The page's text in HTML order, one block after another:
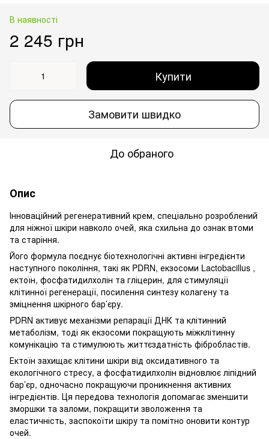
В наявності
2 245 грн
Купити
Замовити швидко
До обраного
Опис
Інноваційний регенеративний крем, спеціально розроблений
для ніжної шкіри навколо очей, яка схильна до ознак втоми
та старіння.
Його формула поєднує біотехнологічні активні інгредієнти
наступного покоління, такі як PDRN, екзосоми Lactobacillus ,
ектоїн, фосфатидилхолін та гліцерин, для стимуляції
клітинної регенерації, посилення синтезу колагену та
зміцнення шкірного бар’єру.
PDRN активує механізми репарації ДНК та клітинний
метаболізм, тоді як екзосоми покращують міжклітинну
комунікацію та стимулюють життєздатність фібробластів.
Ектоїн захищає клітини шкіри від оксидативного та
екологічного стресу, а фосфатидилхолін відновлює ліпідний
бар’єр, одночасно покращуючи проникнення активних
інгредієнтів. Ця передова технологія допомагає зменшити
зморшки та заломи, покращити зволоження та
еластичність, заспокоїти шкіру та помітно оновити контур
очей.